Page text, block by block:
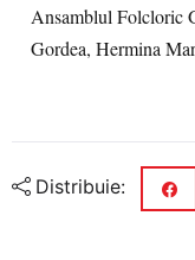
AnsamblulFolcloric
Gordea, Hermina
Distribuie: